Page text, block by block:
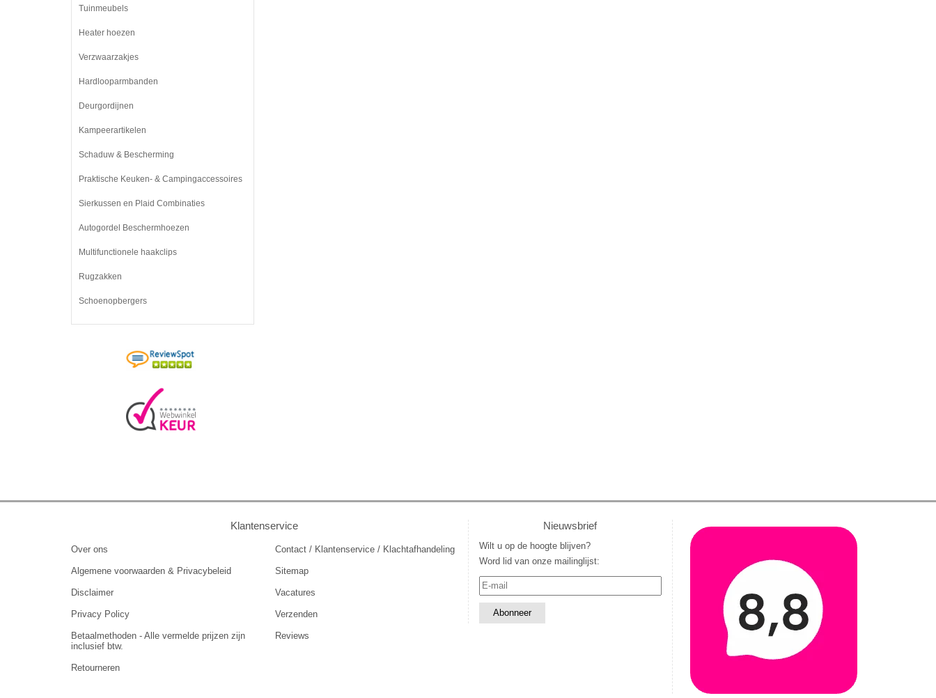
Tuinmeubels
Heater hoezen
Verzwaarzakjes
Hardlooparmbanden
Deurgordijnen
Kampeerartikelen
Schaduw & Bescherming
Praktische Keuken- & Campingaccessoires
Sierkussen en Plaid Combinaties
Autogordel Beschermhoezen
Multifunctionele haakclips
Rugzakken
Schoenopbergers
Klantenservice
Over ons
Algemene voorwaarden & Privacybeleid
Disclaimer
Privacy Policy
Betaalmethoden - Alle vermelde prijzen zijn
inclusief btw.
Retourneren
Contact / Klantenservice / Klachtafhandeling
Sitemap
Vacatures
Verzenden
Reviews
Nieuwsbrief
Wilt u op de hoogte blijven?
Word lid van onze mailinglijst: